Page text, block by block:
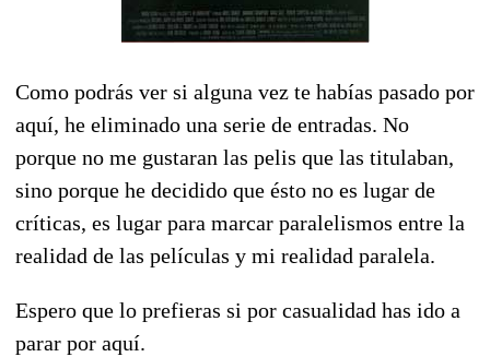
Como podrás ver si alguna vez te habías pasado por
aquí, he eliminado una serie de entradas. No
porque no me gustaran las pelis que las titulaban,
sino porque he decidido que ésto no es lugar de
críticas, es lugar para marcar paralelismos entre la
realidad de las películas y mi realidad paralela.
Espero que lo prefieras si por casualidad has ido a
parar por aquí.